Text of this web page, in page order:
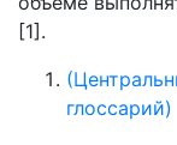
[1].
глоссарий)